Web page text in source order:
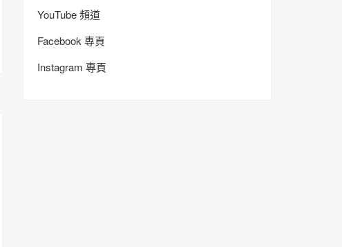
YouTube 頻道
Facebook 專頁
Instagram 專頁